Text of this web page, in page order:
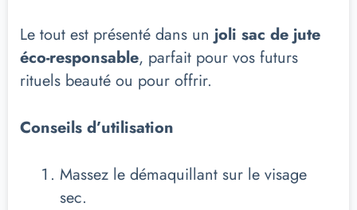
Le tout est présenté dans un joli sac de jute
éco-responsable, parfait pour vos futurs
rituels beauté ou pour offrir.
Conseils d’utilisation
Massez le démaquillant sur le visage
sec.